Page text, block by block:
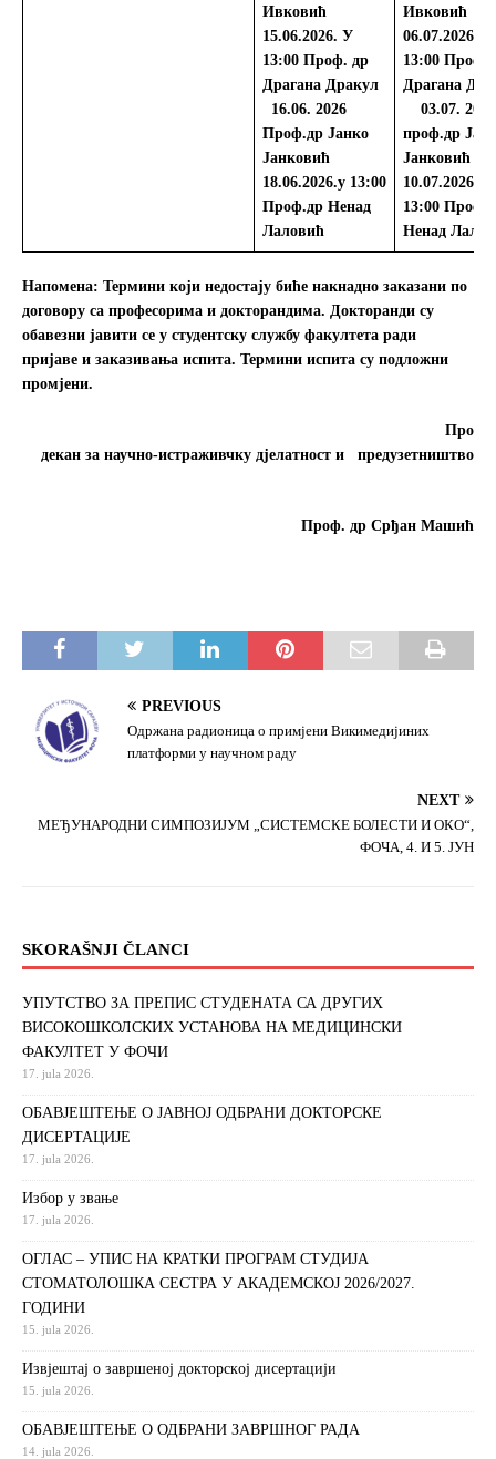
Ивковић
15.06.2026. У
13:00 Проф. др
Драгана Дракул
16.06. 2026
Проф.др Јанко
Јанковић
18.06.2026.у 13:00
Проф.др Ненад
Лаловић
Ивковић
06.07.2026. У
13:00 Проф.
Драгана
03.07.
проф.др
Јанковић
10.07.2026. у
13:00
Ненад
Напомена: Термини који недостају биће накнадно заказани по
договору са професорима и докторандима. Докторанди су
обавезни јавити се у студентску службу факултета ради
пријаве и заказивања испита. Термини испита су подложни
промјени.
Про
декан за научно-истраживчку дјелатност и предузетништво
Проф. др Срђан Машић
PREVIOUS
Одржана радионица о примјени Викимедијиних
платформи у научном раду
NEXT
МЕЂУНАРОДНИ СИМПОЗИЈУМ „СИСТЕМСКЕ БОЛЕСТИ И ОКО“,
ФОЧА, 4. И 5. ЈУН
SKORAŠNJI ČLANCI
УПУТСТВО ЗА ПРЕПИС СТУДЕНАТА СА ДРУГИХ
ВИСОКОШКОЛСКИХ УСТАНОВА НА МЕДИЦИНСКИ
ФАКУЛТЕТ У ФОЧИ
17. jula 2026.
ОБАВЈЕШТЕЊЕ О ЈАВНОЈ ОДБРАНИ ДОКТОРСКЕ
ДИСЕРТАЦИЈЕ
17. jula 2026.
Избор у звање
17. jula 2026.
ОГЛАС – УПИС НА КРАТКИ ПРОГРАМ СТУДИЈА
СТОМАТОЛОШКА СЕСТРА У АКАДЕМСКОЈ 2026/2027.
ГОДИНИ
15. jula 2026.
Извjeштaj o зaвршeнoj дoктoрскoj дисeртaциjи
15. jula 2026.
ОБАВЈЕШТЕЊЕ О ОДБРАНИ ЗАВРШНОГ РАДА
14. jula 2026.